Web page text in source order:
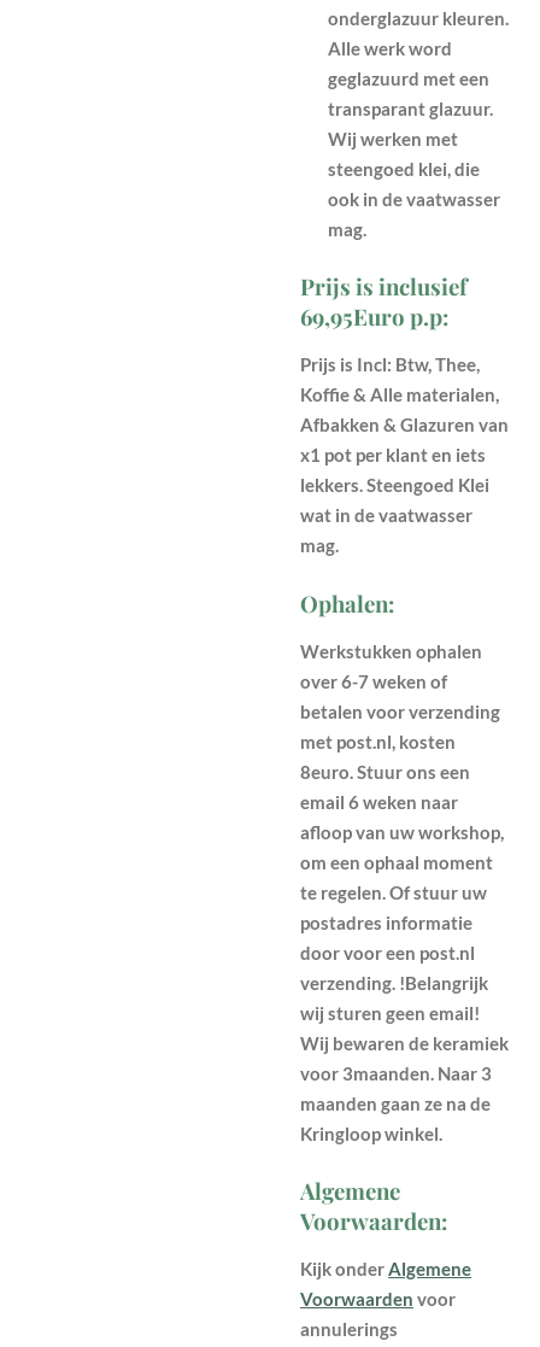
onderglazuur kleuren.
Alle werk word
geglazuurd met een
transparant glazuur.
Wij werken met
steengoed klei, die
ook in de vaatwasser
mag.
Prijs is inclusief
69,95Euro p.p:
Prijs is Incl: Btw, Thee,
Koffie & Alle materialen,
Afbakken & Glazuren van
x1 pot per klant en iets
lekkers.Steengoed Klei
wat in de vaatwasser
mag.
Ophalen:
Werkstukken ophalen
over 6-7 weken of
betalen voor verzending
met post.nl, kosten
8euro. Stuur ons een
email 6 weken naar
afloop van uw workshop,
om een ophaal moment
te regelen. Of stuur uw
postadres informatie
door voor een post.nl
verzending. !Belangrijk
wij sturen geen email!
Wij bewaren de keramiek
voor 3maanden. Naar 3
maanden gaan ze na de
Kringloop winkel.
Algemene
Voorwaarden:
Kijk onderAlgemene
Voorwaarden voor
annulerings